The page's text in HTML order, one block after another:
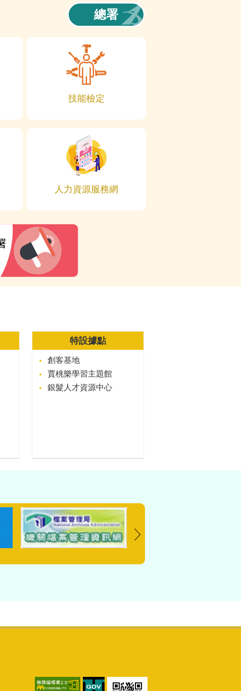
總署
技能檢定
人力資源服務網
特設據點
創客基地
賈桃樂學習主題館
銀髮人才資源中心